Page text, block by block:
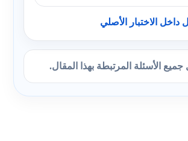
الاختبار الأصلي
الأسئلة المرتبطة بهذا المقال.